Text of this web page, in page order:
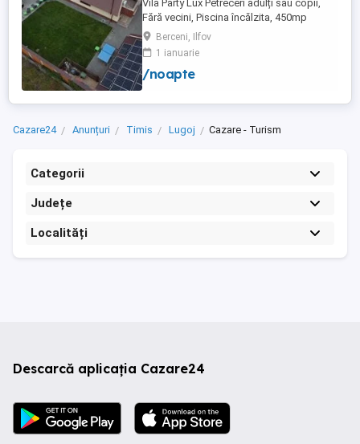
Vila Party Lux Petreceri adulți sau copii,
Fără vecini, Piscina încălzita, 450mp
S+P+2E lângă București ( Berceni- Ilfov) ,
asfalt, Uber Bolt ,pentru cazare regim
hotelier, petreceri copii, pool party 30 ,
onomastici , nunti , botezuri, team building
party, ...
Berceni, Ilfov
1 ianuarie
/noapte
Cazare24 Anunțuri Timis Lugoj Cazare - Turism
Categorii
Județe
Localități
Descarcă aplicația Cazare24